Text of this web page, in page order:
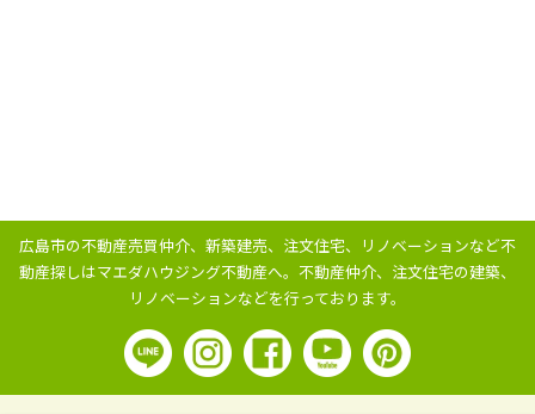
広島市の不動産売買仲介、新築建売、注文住宅、リノベーションなど不
動産探しはマエダハウジング不動産へ。 不動産仲介、注文住宅の建築、
リノベーションなどを行っております。